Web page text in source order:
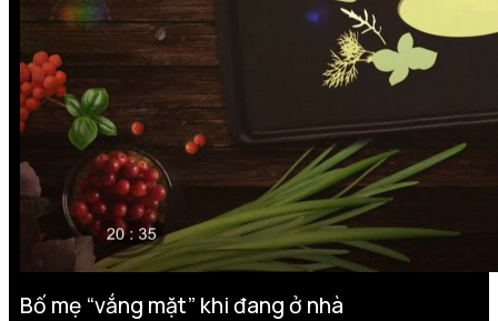
Bố mẹ “vắng mặt” khi đang ở nhà